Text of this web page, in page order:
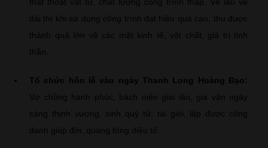
dài thì khi sử dụng công trình đạt hiệu quả cao, thu được
thành quả lớn về các mặt kinh tế, vật chất, giá trị tinh
thần.
Tổ chức hôn lễ vào ngày Thanh Long Hoàng Đạo:
Vợ chồng hạnh phúc, bách niên giai lão, gia vận ngày
càng thịnh vượng, sinh quý tử, tài giỏi, lập được công
danh giúp đời, quang tông diệu tổ.